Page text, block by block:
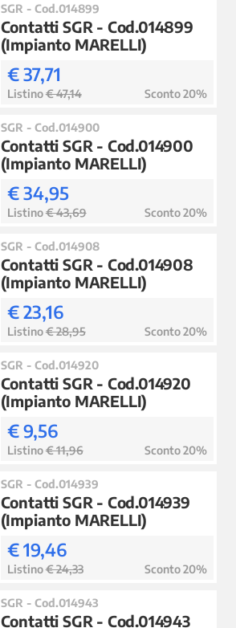
SGR - Cod.014899
Contatti SGR - Cod.014899
(Impianto MARELLI)
€ 37,71
Listino€ 47,14 Sconto 20%
SGR - Cod.014900
Contatti SGR - Cod.014900
(Impianto MARELLI)
€ 34,95
Listino€ 43,69 Sconto 20%
SGR - Cod.014908
Contatti SGR - Cod.014908
(Impianto MARELLI)
€ 23,16
Listino€ 28,95 Sconto 20%
SGR - Cod.014920
Contatti SGR - Cod.014920
(Impianto MARELLI)
€ 9,56
Listino€ 11,96 Sconto 20%
SGR - Cod.014939
Contatti SGR - Cod.014939
(Impianto MARELLI)
€ 19,46
Listino€ 24,33 Sconto 20%
SGR - Cod.014943
Contatti SGR - Cod.014943